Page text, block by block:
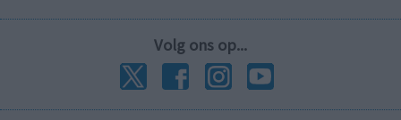
Volg ons op...